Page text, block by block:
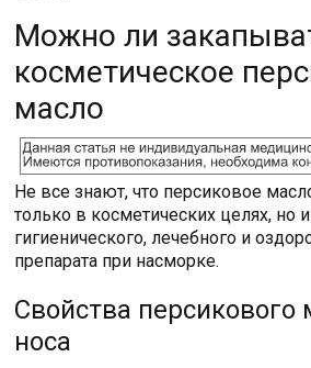
Можно ли
косметическое
масло
Не все знают, что персиковое
только в косметических целях, но
гигиенического, лечебного и
препарата при насморке.
Свойства персикового
носа